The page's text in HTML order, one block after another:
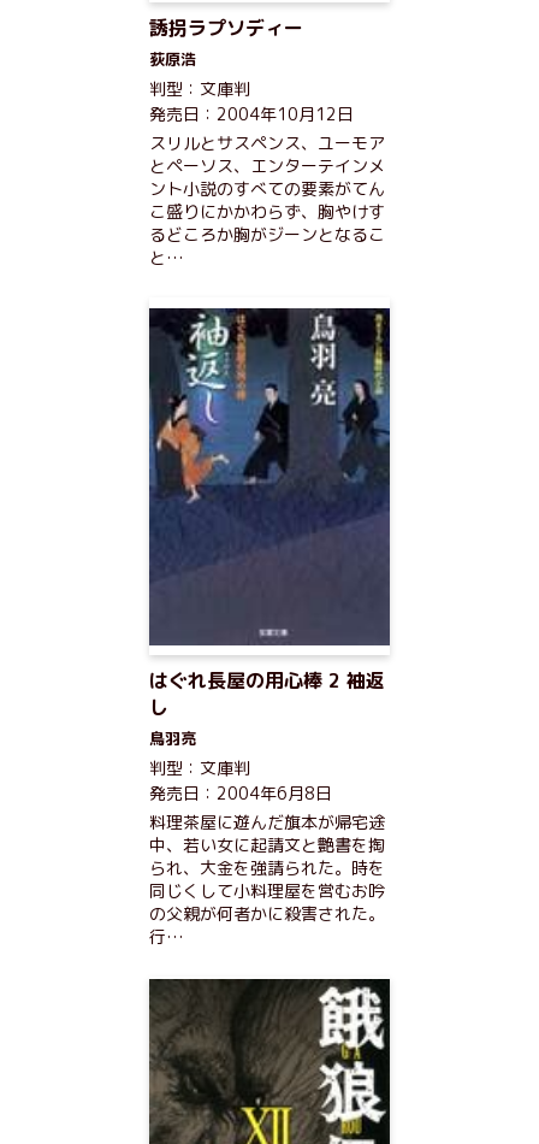
誘拐ラプソディー
荻原浩
判型：文庫判
発売日：2004年10月12日
スリルとサスペンス、ユーモア
とペーソス、エンターテインメ
ント小説のすべての要素がてん
こ盛りにかかわらず、胸やけす
るどころか胸がジーンとなるこ
と…
はぐれ長屋の用心棒 2 袖返
し
鳥羽亮
判型：文庫判
発売日：2004年6月8日
料理茶屋に遊んだ旗本が帰宅途
中、若い女に起請文と艶書を掏
られ、大金を強請られた。時を
同じくして小料理屋を営むお吟
の父親が何者かに殺害された。
行…